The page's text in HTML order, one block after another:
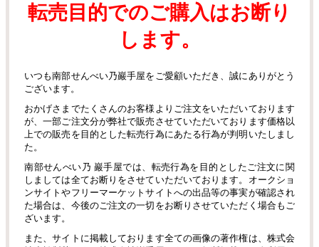
転売目的でのご購入はお断り
します。
いつも南部せんべい乃巖手屋をご愛顧いただき、誠にありがとう
ございます。
おかげさまでたくさんのお客様よりご注文をいただいております
が、一部ご注文分が弊社で販売させていただいております価格以
上での販売を目的とした転売行為にあたる行為が判明いたしまし
た。
南部せんべい乃 巖手屋では、転売行為を目的としたご注文に関
しましては全てお断りをさせていただいております。オークショ
ンサイトやフリーマーケットサイトへの出品等の事実が確認され
た場合は、今後のご注文の一切をお断りさせていただく場合もご
ざいます。
また、サイトに掲載しております全ての画像の著作権は、株式会